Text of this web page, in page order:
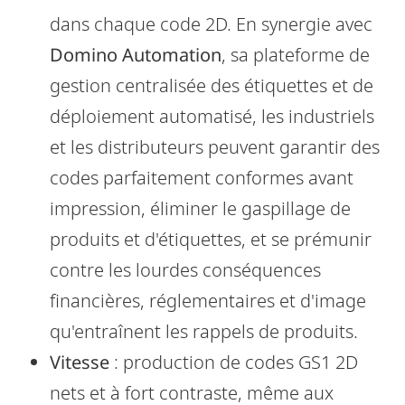
dans chaque code 2D. En synergie avec
Domino Automation, sa plateforme de
gestion centralisée des étiquettes et de
déploiement automatisé, les industriels
et les distributeurs peuvent garantir des
codes parfaitement conformes avant
impression, éliminer le gaspillage de
produits et d'étiquettes, et se prémunir
contre les lourdes conséquences
financières, réglementaires et d'image
qu'entraînent les rappels de produits.
Vitesse : production de codes GS1 2D
nets et à fort contraste, même aux